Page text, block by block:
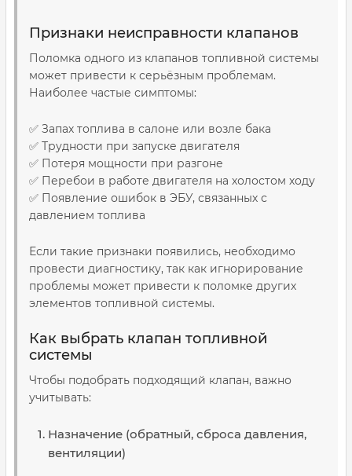
Признаки неисправности клапанов
Поломка одного из клапанов топливной системы
может привести к серьёзным проблемам.
Наиболее частые симптомы:
✅ Запах топлива в салоне или возле бака
✅ Трудности при запуске двигателя
✅ Потеря мощности при разгоне
✅ Перебои в работе двигателя на холостом ходу
✅ Появление ошибок в ЭБУ, связанных с
давлением топлива
Если такие признаки появились, необходимо
провести диагностику, так как игнорирование
проблемы может привести к поломке других
элементов топливной системы.
Как выбрать клапан топливной
системы
Чтобы подобрать подходящий клапан, важно
учитывать:
Назначение (обратный, сброса давления,
вентиляции)